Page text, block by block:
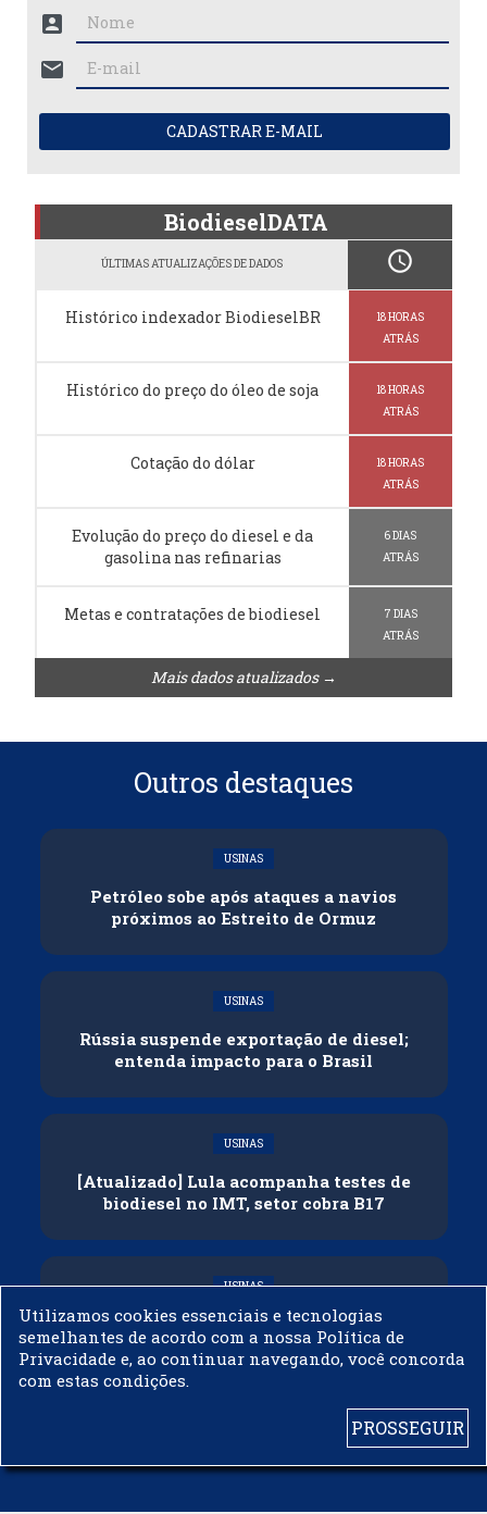
account_box
mail
CADASTRAR E-MAIL
BiodieselDATA
ÚLTIMAS ATUALIZAÇÕES DE DADOS schedule
Histórico indexador BiodieselBR
18 HORAS
ATRÁS
Histórico do preço do óleo de soja
18 HORAS
ATRÁS
Cotação do dólar
18 HORAS
ATRÁS
Evolução do preço do diesel e da
gasolina nas refinarias
6 DIAS
ATRÁS
Metas e contratações de biodiesel
7 DIAS
ATRÁS
Mais dados atualizados →
Outros destaques
USINAS
Petróleo sobe após ataques a navios
próximos ao Estreito de Ormuz
USINAS
Rússia suspende exportação de diesel;
entenda impacto para o Brasil
USINAS
[Atualizado] Lula acompanha testes de
biodiesel no IMT, setor cobra B17
USINAS
Governo adia reunião sobre mistura de
etanol na gasolina
Utilizamos cookies essenciais e tecnologias
semelhantes de acordo com a nossa Política de
Privacidade e, ao continuar navegando, você concorda
com estas condições.
PROSSEGUIR